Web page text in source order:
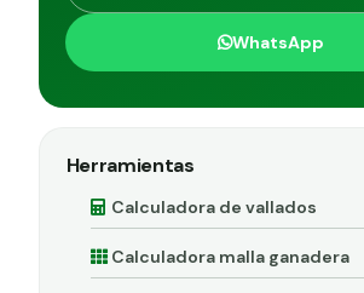
WhatsApp
Herramientas
Calculadora de vallados
Calculadora malla ganadera